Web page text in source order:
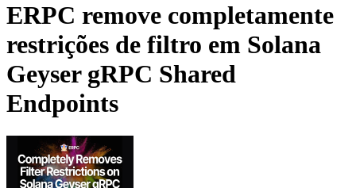
ERPC remove completamente
restrições de filtro em Solana
Geyser gRPC Shared
Endpoints